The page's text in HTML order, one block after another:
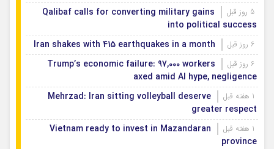
Qalibaf calls for converting military gains
into political success
Iran shakes with 415 earthquakes in a month
Trump’s economic failure: 97,000 workers
axed amid AI hype, negligence
Mehrzad: Iran sitting volleyball deserve
greater respect
Vietnam ready to invest in Mazandaran
province